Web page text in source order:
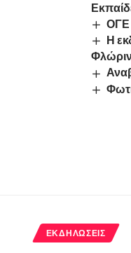
ΟΓΕ
Η
ΕΚΔΗΛΏΣΕΙΣ